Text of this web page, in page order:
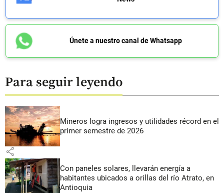
Únete a nuestro canal de Whatsapp
Para seguir leyendo
Mineros logra ingresos y utilidades récord en el
primer semestre de 2026
share
Con paneles solares, llevarán energía a
habitantes ubicados a orillas del río Atrato, en
Antioquia